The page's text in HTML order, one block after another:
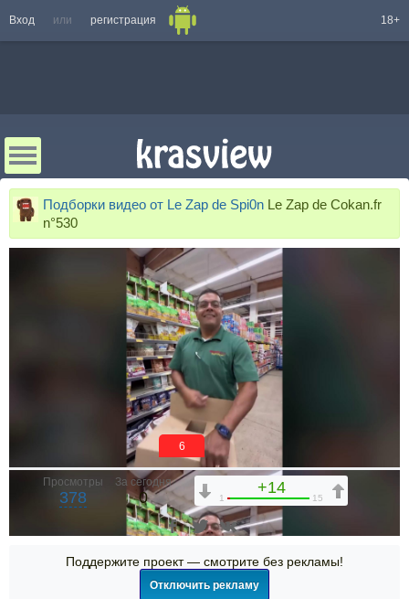
Вход или регистрация 18+
Подборки видео от Le Zap de Spi0n Le Zap de Cokan.fr
n°530
5
Просмотры
378
За сегодня
0
+14
1 15
Поддержите проект — смотрите без рекламы!
Отключить рекламу